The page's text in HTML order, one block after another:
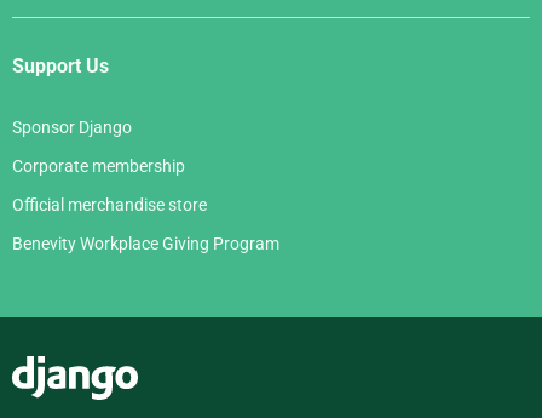
Support Us
Sponsor Django
Corporate membership
Official merchandise store
Benevity Workplace Giving Program